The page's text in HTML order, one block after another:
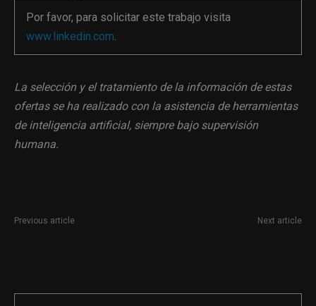
Por favor, para solicitar este trabajo visita
www.linkedin.com.
La selección y el tratamiento de la información de estas
ofertas se ha realizado con la asistencia de herramientas
de inteligencia artificial, siempre bajo supervisión
humana.
Previous article Next article